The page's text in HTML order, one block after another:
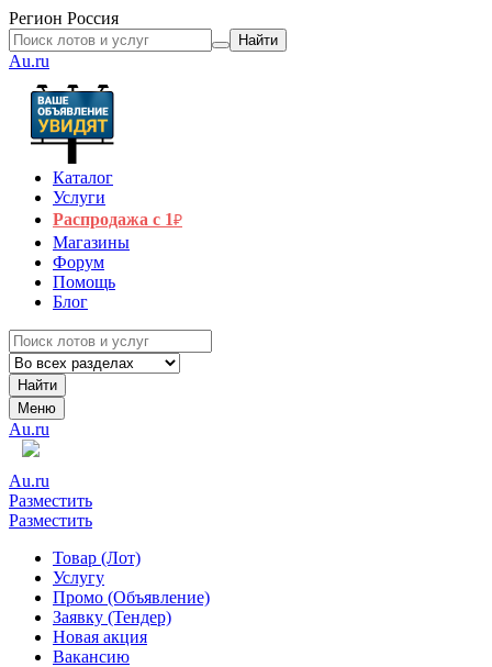
Регион Россия
Найти
Au.ru
Каталог
Услуги
Распродажа с 1₽
Магазины
Форум
Помощь
Блог
Найти
Меню
Au.ru
Au.ru
Разместить
Разместить
Товар (Лот)
Услугу
Промо (Объявление)
Заявку (Тендер)
Новая акция
Вакансию